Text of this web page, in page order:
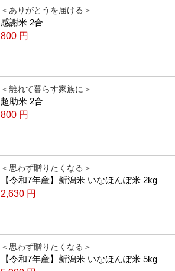
＜ありがとうを届ける＞
感謝米 2合
800 円
＜離れて暮らす家族に＞
超助米 2合
800 円
＜思わず贈りたくなる＞
【令和7年産】新潟米 いなほんぽ米 2kg
2,630 円
＜思わず贈りたくなる＞
【令和7年産】新潟米 いなほんぽ米 5kg